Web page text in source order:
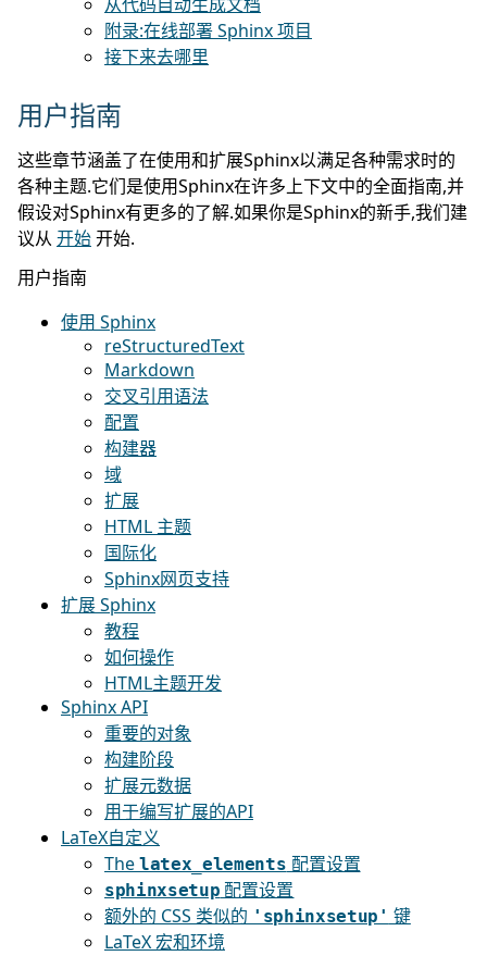
附录:在线部署 Sphinx 项目
接下来去哪里
用户指南
这些章节涵盖了在使用和扩展Sphinx以满足各种需求时的
各种主题.它们是使用Sphinx在许多上下文中的全面指南,并
假设对Sphinx有更多的了解.如果你是Sphinx的新手,我们建
议从 开始开始.
用户指南
使用 Sphinx
reStructuredText
Markdown
交叉引用语法
配置
构建器
域
扩展
HTML 主题
国际化
Sphinx网页支持
扩展 Sphinx
教程
如何操作
HTML主题开发
Sphinx API
重要的对象
构建阶段
扩展元数据
用于编写扩展的API
LaTeX自定义
The latex_elements 配置设置
sphinxsetup 配置设置
额外的 CSS 类似的 'sphinxsetup' 键
LaTeX 宏和环境